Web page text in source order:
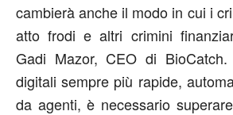
cambierà anche il modo in cui i
atto frodi e altri crimini
Gadi Mazor, CEO di BioCatch
digitali sempre più rapide,
da agenti, è necessario